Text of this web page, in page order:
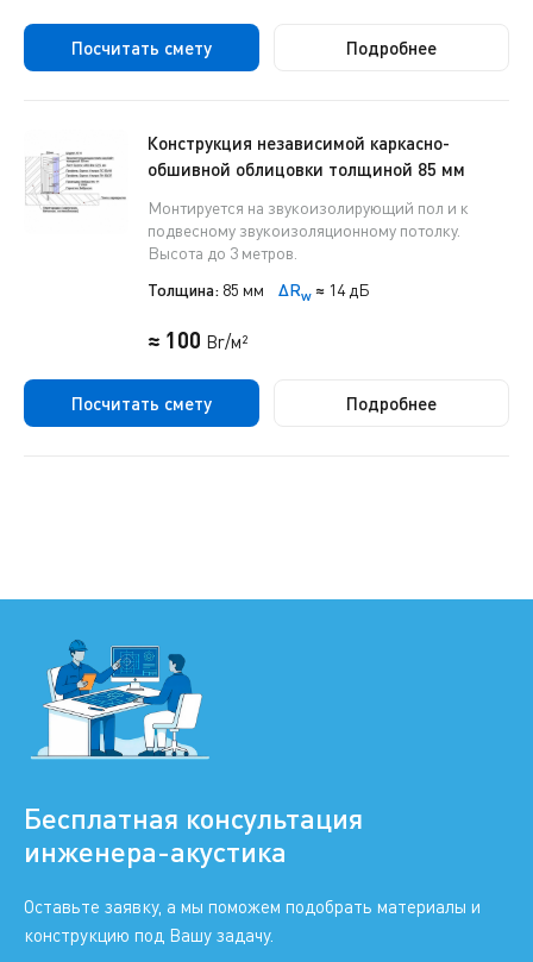
Посчитать смету Подробнее
Конструкция независимой каркасно-
обшивной облицовки толщиной 85 мм
Монтируется на звукоизолирующий пол и к
подвесному звукоизоляционному потолку.
Высота до 3 метров.
Толщина: 85 мм ΔRw ≈ 14 дБ
≈ 100 Br/м²
Посчитать смету Подробнее
Бесплатная консультация
инженера-акустика
Оставьте заявку, а мы поможем подобрать материалы и
конструкцию под Вашу задачу.